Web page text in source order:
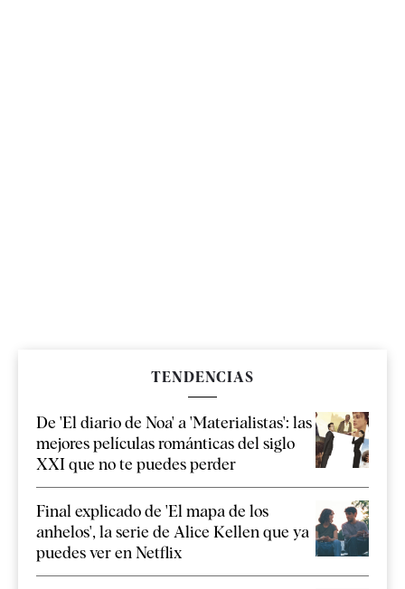
TENDENCIAS
De 'El diario de Noa' a 'Materialistas': las
mejores películas románticas del siglo
XXI que no te puedes perder
Final explicado de 'El mapa de los
anhelos', la serie de Alice Kellen que ya
puedes ver en Netflix